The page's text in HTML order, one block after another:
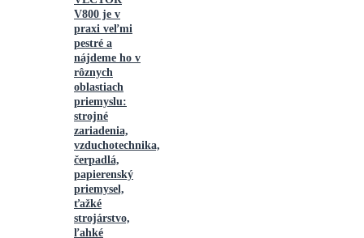
V800 je v
praxi veľmi
pestré a
nájdeme ho v
rôznych
oblastiach
priemyslu:
strojné
zariadenia,
vzduchotechnika,
čerpadlá,
papierenský
priemysel,
ťažké
strojárstvo,
ľahké